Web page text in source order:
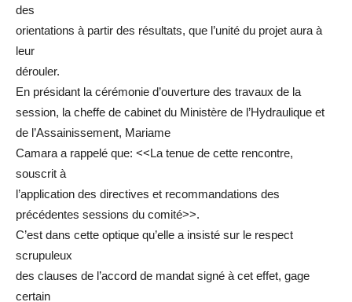
des
orientations à partir des résultats, que l’unité du projet aura à
leur
dérouler.
En présidant la cérémonie d’ouverture des travaux de la
session, la cheffe de cabinet du Ministère de l’Hydraulique et
de l’Assainissement, Mariame
Camara a rappelé que: <<La tenue de cette rencontre,
souscrit à
l’application des directives et recommandations des
précédentes sessions du comité>>.
C’est dans cette optique qu’elle a insisté sur le respect
scrupuleux
des clauses de l’accord de mandat signé à cet effet, gage
certain